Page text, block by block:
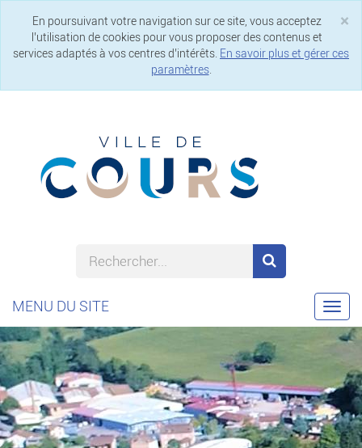
×
En poursuivant votre navigation sur ce site, vous acceptez
l’utilisation de cookies pour vous proposer des contenus et
services adaptés à vos centres d’intérêts. En savoir plus et gérer ces
paramètres.
MENU DU SITE